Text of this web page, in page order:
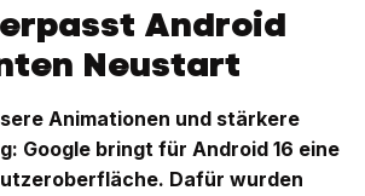
Android
Neustart
Animationen und stärkere
Google bringt für Android 16 eine
Dafür wurden